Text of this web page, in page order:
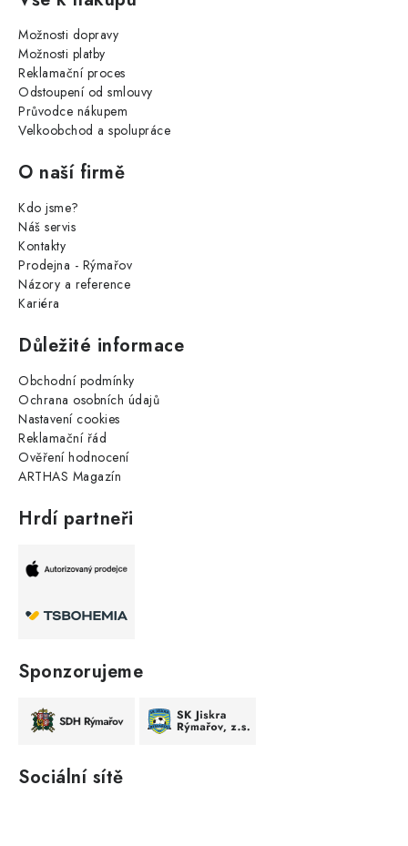
Možnosti dopravy
Možnosti platby
Reklamační proces
Odstoupení od smlouvy
Průvodce nákupem
Velkoobchod a spolupráce
O naší firmě
Kdo jsme?
Náš servis
Kontakty
Prodejna - Rýmařov
Názory a reference
Kariéra
Důležité informace
Obchodní podmínky
Ochrana osobních údajů
Nastavení cookies
Reklamační řád
Ověření hodnocení
ARTHAS Magazín
Hrdí partneři
Sponzorujeme
Sociální sítě